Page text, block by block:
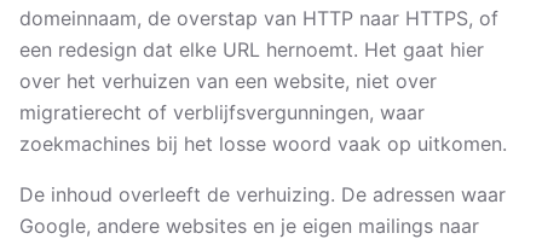
domeinnaam, de overstap van HTTP naar HTTPS, of
een redesign dat elke URL hernoemt. Het gaat hier
over het verhuizen van een website, niet over
migratierecht of verblijfsvergunningen, waar
zoekmachines bij het losse woord vaak op uitkomen.
De inhoud overleeft de verhuizing. De adressen waar
Google, andere websites en je eigen mailings naar